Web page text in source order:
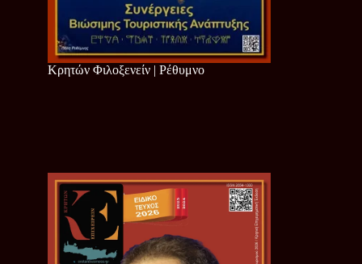
Κρητών Φιλοξενείν | Ρέθυμνο